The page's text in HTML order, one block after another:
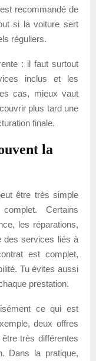
recommandé de
si la voiture sert
réguliers.
: il faut surtout
inclus et les
cas, mieux vaut
plus tard une
finale.
la
être très simple
Certains
les réparations,
des services liés à
est complet,
Tu évites aussi
prestation.
ce qui est
deux offres
très différentes
Dans la pratique,